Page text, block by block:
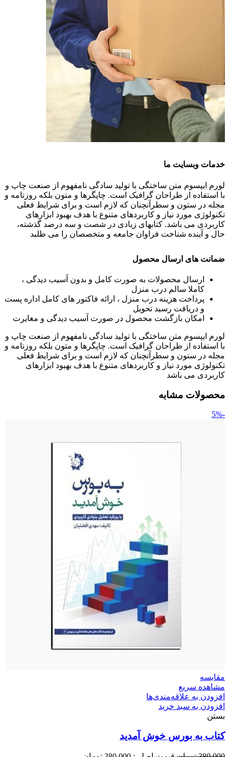
خدمات وبسایت ما
لورم ایپسوم متن ساختگی با تولید سادگی نامفهوم از صنعت چاپ و
با استفاده از طراحان گرافیک است. چاپگرها و متون بلکه روزنامه و
مجله در ستون و سطرآنچنان که لازم است و برای شرایط فعلی
تکنولوژی مورد نیاز و کاربردهای متنوع با هدف بهبود ابزارهای
کاربردی می باشد. کتابهای زیادی در شصت و سه درصد گذشته،
حال و آینده شناخت فراوان جامعه و متخصصان را می طلبد
ضمانت های ارسال محصول
ارسال محصولات به صورت کامل و بدون آسیب دیدگی ،
کاملا سالم درب منزل
پرداخت هزینه درب منزل ، ارائه فاکتور های کامل اداره پست
و دریافت رسید تحویل
امکان بازگشت محصول در صورت آسیب دیدگی و مغایرت
لورم ایپسوم متن ساختگی با تولید سادگی نامفهوم از صنعت چاپ و
با استفاده از طراحان گرافیک است. چاپگرها و متون بلکه روزنامه و
مجله در ستون و سطرآنچنان که لازم است و برای شرایط فعلی
تکنولوژی مورد نیاز و کاربردهای متنوع با هدف بهبود ابزارهای
کاربردی می باشد
محصولات مشابه
-5%
مقایسه
مشاهده سریع
افزودن به علاقه‌مندی‌ها
افزودن به سبد خرید
بستن
کتاب به بورس خوش آمدید